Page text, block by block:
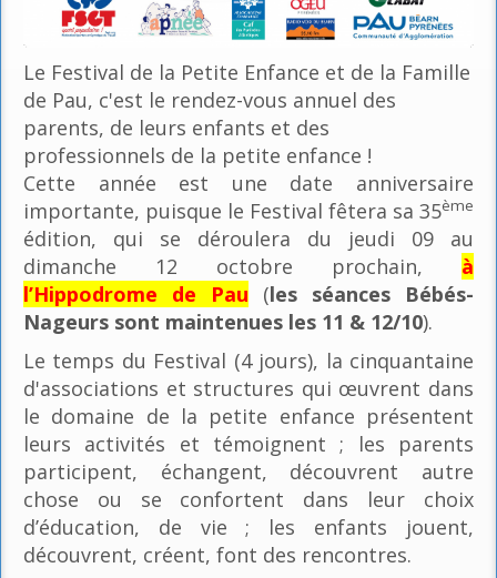
Le Festival de la Petite Enfance et de la Famille
de Pau, c'est le rendez-vous annuel des
parents, de leurs enfants et des
professionnels de la petite enfance !
Cette année est une date anniversaire
importante, puisque le Festival fêtera sa 35ème
édition, qui se déroulera du jeudi 09 au
dimanche 12 octobre prochain, à
l’Hippodrome de Pau (les séances Bébés-
Nageurs sont maintenues les 11 & 12/10).
Le temps du Festival (4 jours), la cinquantaine
d'associations et structures qui œuvrent dans
le domaine de la petite enfance présentent
leurs activités et témoignent ; les parents
participent, échangent, découvrent autre
chose ou se confortent dans leur choix
d’éducation, de vie ; les enfants jouent,
découvrent, créent, font des rencontres.